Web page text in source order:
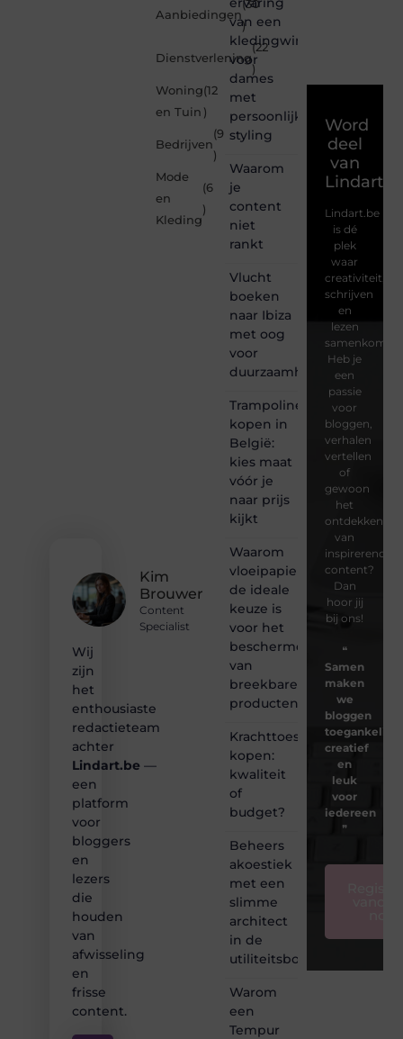
Kim
Brouwer
Content
Specialist
Wij
zijn
het
enthousiaste
redactieteam
achter
Lindart.be —
een
platform
voor
bloggers
en
lezers
die
houden
van
afwisseling
en
frisse
content.
Aanbiedingen
(30
)
Dienstverlening
(22
)
Woning
en Tuin
(12
)
Bedrijven
(9
)
Mode
en
Kleding
(6
)
van een
kledingwinkel
voor
dames
met
persoonlijke
styling
Waarom
je
content
niet
rankt
Vlucht
boeken
naar Ibiza
met oog
voor
duurzaamheid
Trampoline
kopen in
België:
kies maat
vóór je
naar prijs
kijkt
Waarom
vloeipapier
de ideale
keuze is
voor het
beschermen
van
breekbare
producten
Krachttoestel
kopen:
kwaliteit
of
budget?
Beheers
akoestiek
met een
slimme
architect
in de
utiliteitsbouw
Warom
een
Tempur
Word
deel
van
Lindart.be
is dé
plek
waar
creativiteit,
schrijven
en
lezen
samenkomen.
Heb je
een
passie
voor
bloggen,
verhalen
vertellen
of
gewoon
het
ontdekken
van
inspirerende
content?
Dan
hoor jij
bij ons!
❝
Samen
maken
we
bloggen
toegankelijk,
creatief
en
leuk
voor
iedereen
❞